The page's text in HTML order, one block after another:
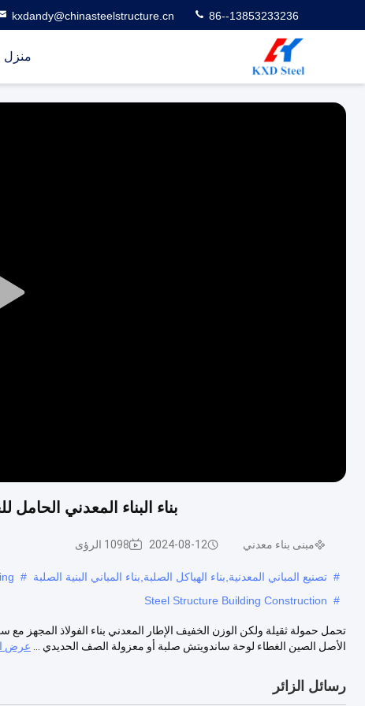
kxdandy@chinasteelstructure.cn 86--13853233236
منزل
بناء البناء المعدني الحامل
مبنى بناء معدني 2024-08-12 1098 الرؤى
# تصنيع المباني المعدنية,بناء الهياكل الصلبة,بناء المباني البنية الصلبة #
#
Steel Structure Building Construction
الأصل الصين الغطاء لوحة ساندويتش صلبة أو معزولة الصف الحديدي ...
عرض
رسائل الزائر